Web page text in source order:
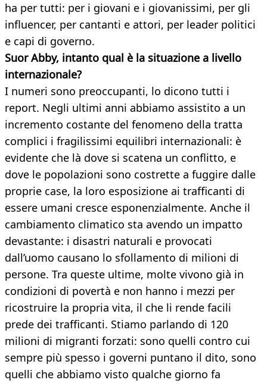
ha per tutti: per i giovani e i giovanissimi, per gli
influencer, per cantanti e attori, per leader politici
e capi di governo.
Suor Abby, intanto qual è la situazione a livello
internazionale?
I numeri sono preoccupanti, lo dicono tutti i
report. Negli ultimi anni abbiamo assistito a un
incremento costante del fenomeno della tratta
complici i fragilissimi equilibri internazionali: è
evidente che là dove si scatena un conflitto, e
dove le popolazioni sono costrette a fuggire dalle
proprie case, la loro esposizione ai trafficanti di
essere umani cresce esponenzialmente. Anche il
cambiamento climatico sta avendo un impatto
devastante: i disastri naturali e provocati
dall’uomo causano lo sfollamento di milioni di
persone. Tra queste ultime, molte vivono già in
condizioni di povertà e non hanno i mezzi per
ricostruire la propria vita, il che li rende facili
prede dei trafficanti. Stiamo parlando di 120
milioni di migranti forzati: sono quelli contro cui
sempre più spesso i governi puntano il dito, sono
quelli che abbiamo visto qualche giorno fa